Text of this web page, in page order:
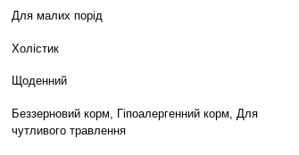
Для малих порід
Холістик
Щоденний
Беззерновий корм, Гіпоалергенний корм, Для
чутливого травлення